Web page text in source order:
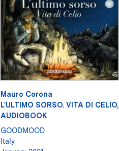
Mauro Corona
L'ULTIMO SORSO. VITA DI CELIO,
AUDIOBOOK
GOODMOOD
Italy